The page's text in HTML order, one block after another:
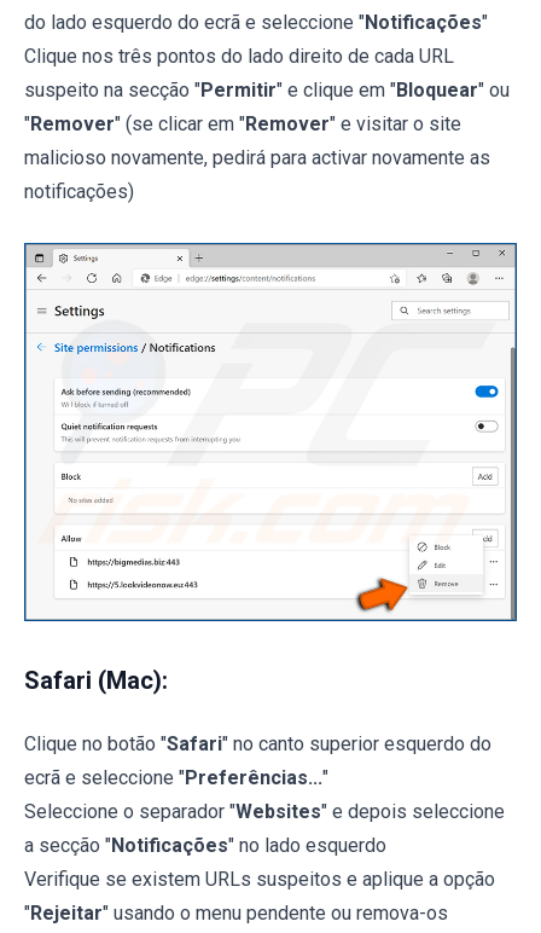
do lado esquerdo do ecrã e seleccione "Notificações"
Clique nos três pontos do lado direito de cada URL
suspeito na secção "Permitir" e clique em "Bloquear" ou
"Remover" (se clicar em "Remover" e visitar o site
malicioso novamente, pedirá para activar novamente as
notificações)
Safari (Mac):
Clique no botão "Safari" no canto superior esquerdo do
ecrã e seleccione "Preferências..."
Seleccione o separador "Websites" e depois seleccione
a secção "Notificações" no lado esquerdo
Verifique se existem URLs suspeitos e aplique a opção
"Rejeitar" usando o menu pendente ou remova-os